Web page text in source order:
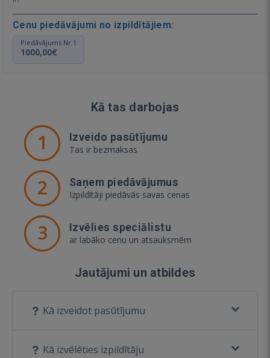
Cenu piedāvājumi no izpildītājiem:
Piedāvājums Nr.1
1000,00€
Kā tas darbojas
1 Izveido pasūtījumu
Tas ir bezmaksas
2 Saņem piedāvājumus
Izpildītāji piedāvās savas cenas
3 Izvēlies speciālistu
ar labāko cenu un atsauksmēm
Jautājumi un atbildes
Kā izveidot pasūtījumu
Kā izvēlēties izpildītāju